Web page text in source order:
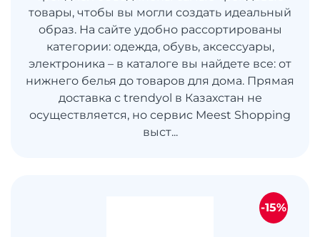
товары, чтобы вы могли создать идеальный
образ. На сайте удобно рассортированы
категории: одежда, обувь, аксессуары,
электроника – в каталоге вы найдете все: от
нижнего белья до товаров для дома. Прямая
доставка с trendyol в Казахстан не
осуществляется, но сервис Meest Shopping
выст...
-15%